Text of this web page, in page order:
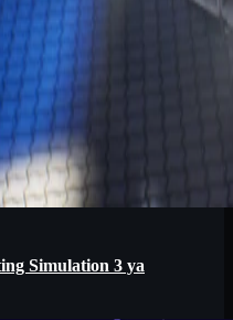
Simulation 3 ya